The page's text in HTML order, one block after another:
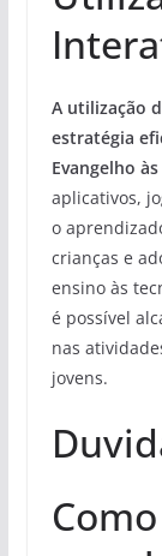
A utilização
estratégia
Evangelho
aplicativos,
o
crianças e
ensino às
é possível
nas
jovens.